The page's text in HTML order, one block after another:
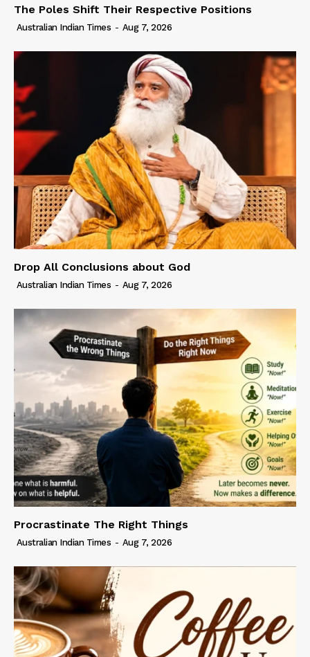
The Poles Shift Their Respective Positions
Australian Indian Times - Aug 7, 2026
Drop All Conclusions about God
Australian Indian Times - Aug 7, 2026
Procrastinate The Right Things
Australian Indian Times - Aug 7, 2026